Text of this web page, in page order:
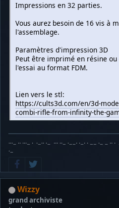
Impressions en 32 parties.
Vous aurez besoin de 16 vis à
l'assemblage.
Paramètres d'impression 3D
Peut être imprimé en résine
l'essai au format FDM.
Lien vers le stl:
https://cults3d.com/en/3d-
combi-rifle-from-infinity-the-
···− ·· ···− · ·−·· ·− ··· ··− ·−−· ·−· · −− ·− − ··
·−
Wizzy
grand archiviste